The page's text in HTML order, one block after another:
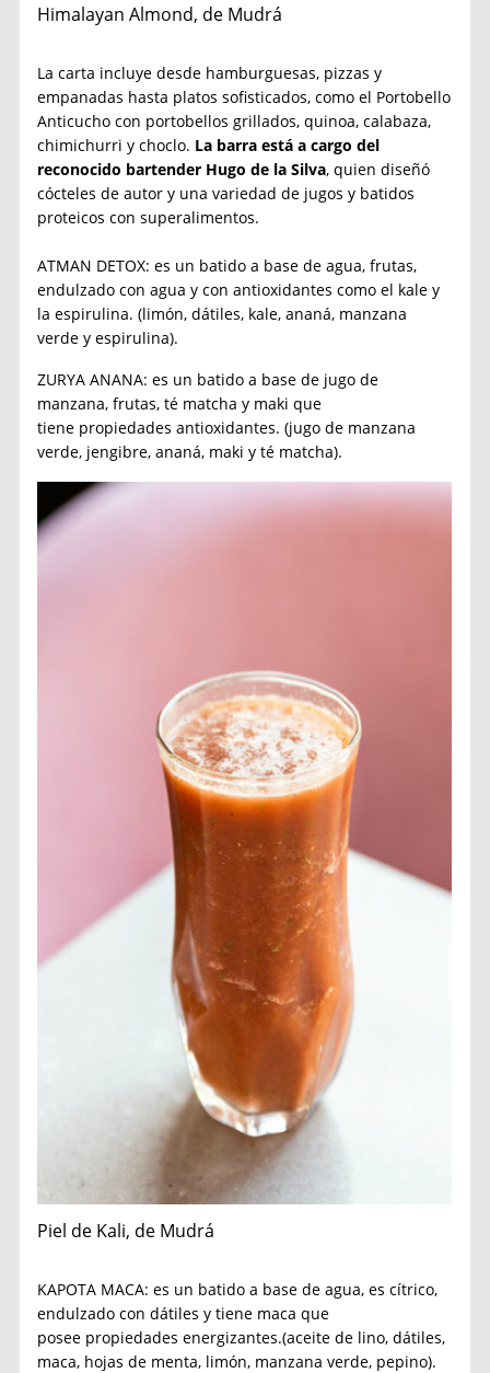
Himalayan Almond, de Mudrá
La carta incluye desde hamburguesas, pizzas y
empanadas hasta platos sofisticados, como el Portobello
Anticucho con portobellos grillados, quinoa, calabaza,
chimichurri y choclo. La barra está a cargo del
reconocido bartender Hugo de la Silva, quien diseñó
cócteles de autor y una variedad de jugos y batidos
proteicos con superalimentos.
ATMAN DETOX: es un batido a base de agua, frutas,
endulzado con agua y con antioxidantes como el kale y
la espirulina. (limón, dátiles, kale, ananá, manzana
verde y espirulina).
ZURYA ANANA: es un batido a base de jugo de
manzana, frutas, té matcha y maki que
tiene propiedades antioxidantes. (jugo de manzana
verde, jengibre, ananá, maki y té matcha).
Piel de Kali, de Mudrá
KAPOTA MACA: es un batido a base de agua, es cítrico,
endulzado con dátiles y tiene maca que
posee propiedades energizantes.(aceite de lino, dátiles,
maca, hojas de menta, limón, manzana verde, pepino).